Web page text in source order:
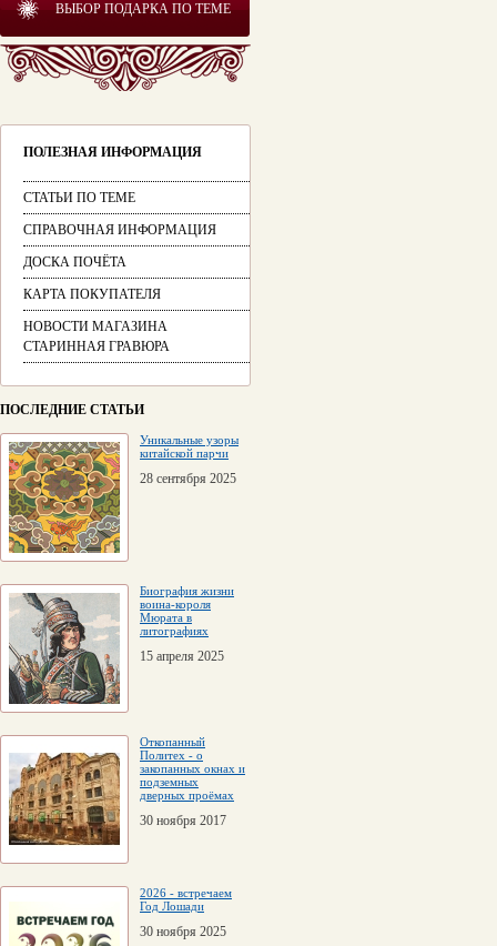
ВЫБОР ПОДАРКА ПО ТЕМЕ
ПОЛЕЗНАЯ ИНФОРМАЦИЯ
СТАТЬИ ПО ТЕМЕ
СПРАВОЧНАЯ ИНФОРМАЦИЯ
ДОСКА ПОЧЁТА
КАРТА ПОКУПАТЕЛЯ
НОВОСТИ МАГАЗИНА
СТАРИННАЯ ГРАВЮРА
ПОСЛЕДНИЕ СТАТЬИ
Уникальные узоры
китайской парчи
28 сентября 2025
Биография жизни
воина-короля
Мюрата в
литографиях
15 апреля 2025
Откопанный
Политех - о
закопанных окнах и
подземных
дверных проёмах
30 ноября 2017
2026 - встречаем
Год Лошади
30 ноября 2025